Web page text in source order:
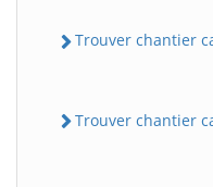
Trouver chantier
Trouver chantier